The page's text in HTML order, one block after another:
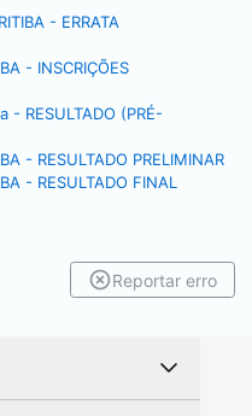
- ERRATA
- INSCRIÇÕES
- RESULTADO (PRÉ-
- RESULTADO PRELIMINAR
- RESULTADO FINAL
Reportar erro